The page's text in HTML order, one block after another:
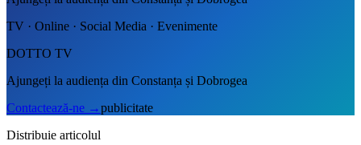
TV · Online · Social Media · Evenimente
DOTTO TV
Ajungeți la audiența din Constanța și Dobrogea
Contactează-ne →publicitate
Distribuie articolul